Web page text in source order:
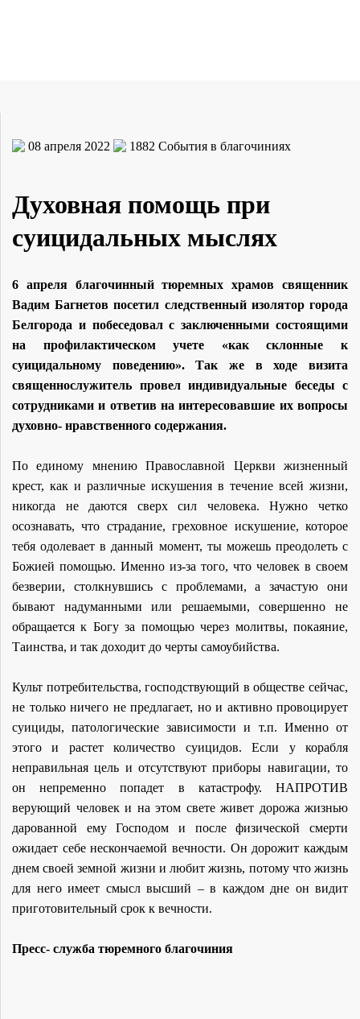
08 апреля 2022 1882 События в благочиниях
Духовная помощь при
суицидальных мыслях
6 апреля благочинный тюремных храмов священник
Вадим Багнетов посетил следственный изолятор города
Белгорода и побеседовал с заключенными состоящими
на профилактическом учете «как склонные к
суицидальному поведению». Так же в ходе визита
священнослужитель провел индивидуальные беседы с
сотрудниками и ответив на интересовавшие их вопросы
духовно- нравственного содержания.
По единому мнению Православной Церкви жизненный
крест, как и различные искушения в течение всей жизни,
никогда не даются сверх сил человека. Нужно четко
осознавать, что страдание, греховное искушение, которое
тебя одолевает в данный момент, ты можешь преодолеть с
Божией помощью. Именно из-за того, что человек в своем
безверии, столкнувшись с проблемами, а зачастую они
бывают надуманными или решаемыми, совершенно не
обращается к Богу за помощью через молитвы, покаяние,
Таинства, и так доходит до черты самоубийства.
Культ потребительства, господствующий в обществе сейчас,
не только ничего не предлагает, но и активно провоцирует
суициды, патологические зависимости и т.п. Именно от
этого и растет количество суицидов. Если у корабля
неправильная цель и отсутствуют приборы навигации, то
он непременно попадет в катастрофу. НАПРОТИВ
верующий человек и на этом свете живет дорожа жизнью
дарованной ему Господом и после физической смерти
ожидает себе нескончаемой вечности. Он дорожит каждым
днем своей земной жизни и любит жизнь, потому что жизнь
для него имеет смысл высший – в каждом дне он видит
приготовительный срок к вечности.
Пресс- служба тюремного благочиния